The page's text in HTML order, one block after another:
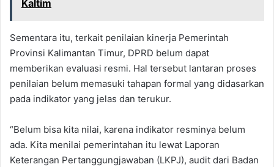
Kaltim
Sementara itu, terkait penilaian kinerja Pemerintah
Provinsi Kalimantan Timur, DPRD belum dapat
memberikan evaluasi resmi. Hal tersebut lantaran proses
penilaian belum memasuki tahapan formal yang didasarkan
pada indikator yang jelas dan terukur.
“Belum bisa kita nilai, karena indikator resminya belum
ada. Kita menilai pemerintahan itu lewat Laporan
Keterangan Pertanggungjawaban (LKPJ), audit dari Badan